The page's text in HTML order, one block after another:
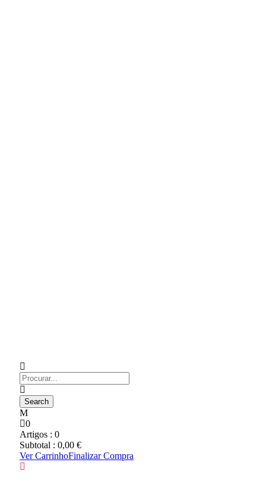
0
Artigos : 0
Subtotal : 0,00 €
Ver CarrinhoFinalizar Compra